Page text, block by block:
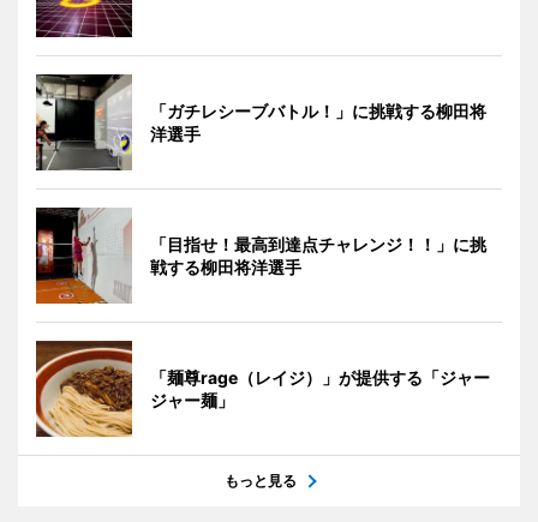
「ガチレシーブバトル！」に挑戦する柳田将
洋選手
「目指せ！最高到達点チャレンジ！！」に挑
戦する柳田将洋選手
「麺尊rage（レイジ）」が提供する「ジャー
ジャー麺」
もっと見る